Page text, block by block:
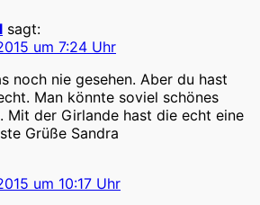
sagt:
um 7:24 Uhr
noch nie gesehen. Aber du hast
Man könnte soviel schönes
Mit der Girlande hast die echt eine
Grüße Sandra
um 10:17 Uhr